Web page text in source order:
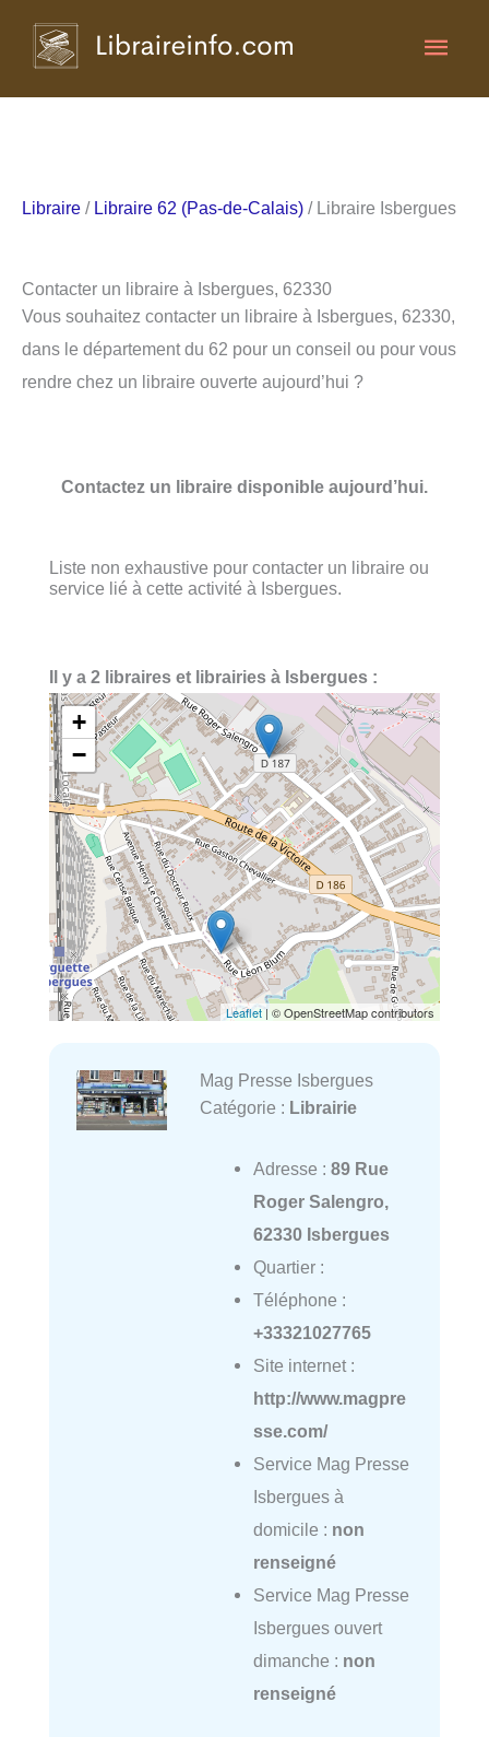
Libraire / Libraire 62 (Pas-de-Calais) / Libraire Isbergues
Contacter un libraire à Isbergues, 62330
Vous souhaitez contacter un libraire à Isbergues, 62330,
dans le département du 62 pour un conseil ou pour vous
rendre chez un libraire ouverte aujourd’hui ?
Contactez un libraire disponible aujourd’hui.
Liste non exhaustive pour contacter un libraire ou
service lié à cette activité à Isbergues.
Il y a 2 libraires et librairies à Isbergues :
+
−
Leaflet| © OpenStreetMap contributors
Mag Presse Isbergues
Catégorie : Librairie
Adresse : 89 Rue
Roger Salengro,
62330 Isbergues
Quartier :
Téléphone :
+33321027765
Site internet :
http://www.magpre
sse.com/
Service Mag Presse
Isbergues à
domicile : non
renseigné
Service Mag Presse
Isbergues ouvert
dimanche : non
renseigné